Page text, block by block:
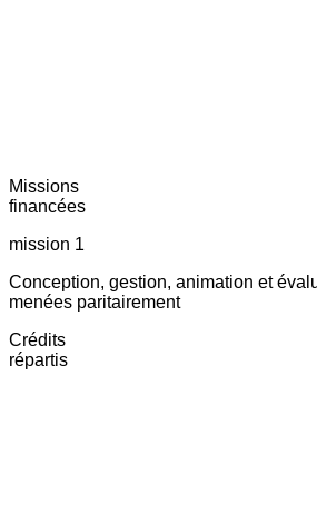
Missions
financées
mission 1
Conception, gestion, animation et
menées paritairement
Crédits
répartis